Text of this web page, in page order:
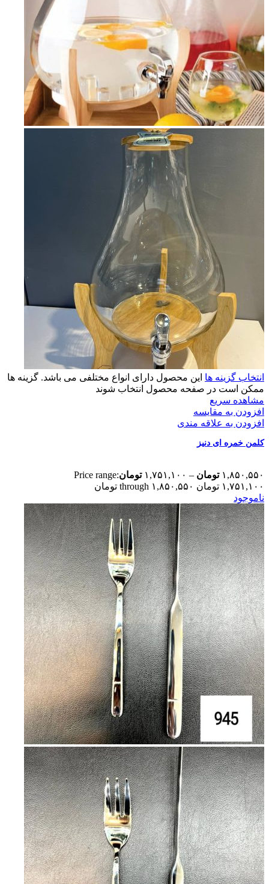
انتخاب گزینه ها این محصول دارای انواع مختلفی می باشد. گزینه ها
ممکن است در صفحه محصول انتخاب شوند
مشاهده سریع
افزودن به مقایسه
افزودن به علاقه مندی
کلمن خمره ای دنیز
۱,۸۵۰,۵۵۰ تومان – ۱,۷۵۱,۱۰۰ تومانPrice range:
۱,۷۵۱,۱۰۰ تومان through ۱,۸۵۰,۵۵۰ تومان
ناموجود